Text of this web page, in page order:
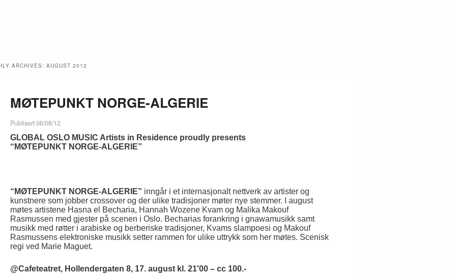
ARCHIVES: AUGUST 2012
MØTEPUNKT NORGE-ALGERIE
Publisert 06/08/12
GLOBAL OSLO MUSIC Artists in Residence proudly presents
“MØTEPUNKT NORGE-ALGERIE”
“MØTEPUNKT NORGE-ALGERIE” inngår i et internasjonalt nettverk av artister og
kunstnere som jobber crossover og der ulike tradisjoner møter nye stemmer. I august
møtes artistene Hasna el Becharia, Hannah Wozene Kvam og Malika Makouf
Rasmussen med gjester på scenen i Oslo. Becharias forankring i gnawamusikk samt
musikk med røtter i arabiske og berberiske tradisjoner, Kvams slampoesi og Makouf
Rasmussens elektroniske musikk setter rammen for ulike uttrykk som her møtes. Scenisk
regi ved Marie Maguet.
@Cafeteatret, Hollendergaten 8, 17. august kl. 21′00 – cc 100.-